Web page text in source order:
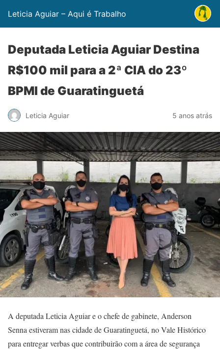
Leticia Aguiar – Aqui é Trabalho
Deputada Leticia Aguiar Destina
R$100 mil para a 2ª CIA do 23º
BPMI de Guaratinguetá
Leticia Aguiar 5 anos atrás
A deputada Leticia Aguiar e o chefe de gabinete, Anderson
Senna estiveram nas cidade de Guaratinguetá, no Vale Histórico
para entregar verbas que contribuirão com a área de segurança